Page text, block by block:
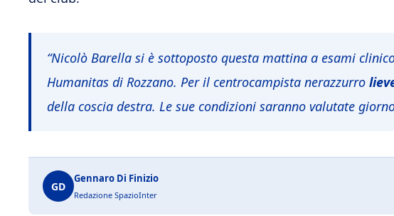
“Nicolò Barella si è sottoposto questa mattina a esami
Humanitas di Rozzano. Per il centrocampista nerazzurro
della coscia destra. Le sue condizioni saranno valutate
GD
Gennaro Di Finizio
Redazione SpazioInter